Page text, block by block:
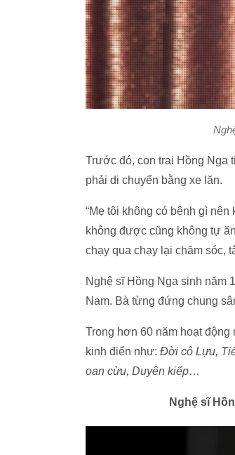
Trước đó, con trai Hồng Nga
phải di chuyển bằng xe lăn.
“Mẹ tôi không có bệnh gì
không được cũng không tự
chạy qua chạy lại chăm sóc,
Nghệ sĩ Hồng Nga sinh năm
Nam. Bà từng đứng chung
Trong hơn 60 năm hoạt
kinh điển như: Đời cô Lựu,
oan cừu, Duyên kiếp…
Nghệ sĩ